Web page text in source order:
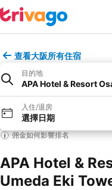
查看大阪所有住宿
目的地
APA Hotel & Resort
入住/退房
選擇日期
佣金如何影響排名
APA Hotel &
Umeda Eki